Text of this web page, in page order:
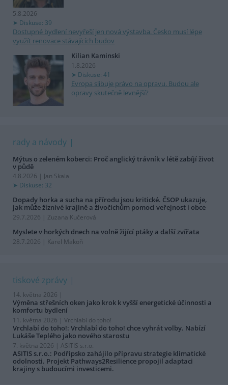
5.8.2026
Diskuse: 39
Dostupné bydlení nevyřeší jen nová výstavba. Česko musí lépe
využít renovace stávajících budov
Kilian Kaminski
1.8.2026
Diskuse: 41
Evropa slibuje právo na opravu. Budou ale
opravy skutečně levnější?
rady a návody
Mýtus o zeleném koberci: Proč anglický trávník v létě zabíjí život
v půdě
4.8.2026 | Jan Skala
Diskuse: 32
Dopady horka a sucha na přírodu jsou kritické. ČSOP ukazuje,
jak může žíznivé krajině a živočichům pomoci veřejnost i obce
29.7.2026 | Zuzana Kučerová
Myslete v horkých dnech na volně žijící ptáky a další zvířata
28.7.2026 | Karel Makoň
tiskové zprávy
14. května 2026 |
Výměna střešních oken jako krok k vyšší energetické účinnosti a
komfortu bydlení
11. května 2026 | Vrchlabí do toho!
Vrchlabí do toho!: Vrchlabí do toho! chce vyhrát volby. Nabízí
Lukáše Teplého jako nového starostu
7. května 2026 | ASITIS s.r.o.
ASITIS s.r.o.: Podřipsko zahájilo přípravu strategie klimatické
odolnosti. Projekt Pathways2Resilience propojil adaptaci
krajiny s budoucími investicemi.